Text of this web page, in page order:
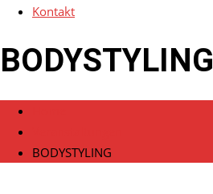
Kontakt
BODYSTYLING
BODYSTYLING